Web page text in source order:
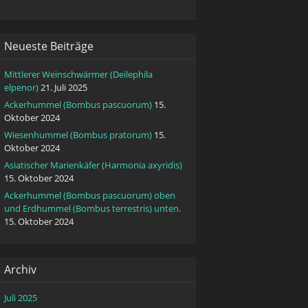
Neueste Beiträge
Mittlerer Weinschwärmer (Deilephila
elpenor)21. Juli 2025
Ackerhummel (Bombus pascuorum) 15.
Oktober 2024
Wiesenhummel (Bombus pratorum) 15.
Oktober 2024
Asiatischer Marienkäfer (Harmonia axyridis)
15. Oktober 2024
Ackerhummel (Bombus pascuorum) oben
und Erdhummel (Bombus terrestris) unten.
15. Oktober 2024
Archiv
Juli 2025